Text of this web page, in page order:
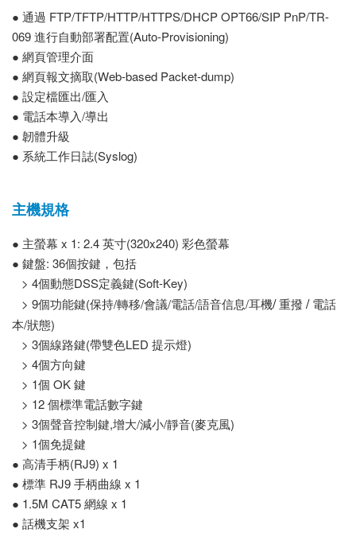
● 通過 FTP/TFTP/HTTP/HTTPS/DHCP OPT66/SIP PnP/TR-
069 進行自動部署配置(Auto-Provisioning)
● 網頁管理介面
● 網頁報文摘取(Web-based Packet-dump)
● 設定檔匯出/匯入
● 電話本導入/導出
● 韌體升級
● 系統工作日誌(Syslog)
主機規格
● 主螢幕 x 1: 2.4 英寸(320x240) 彩色螢幕
● 鍵盤: 36個按鍵，包括
> 4個動態DSS定義鍵(Soft-Key)
> 9個功能鍵(保持/轉移/會議/電話/語音信息/耳機/重撥 /電話
本/狀態)
> 3個線路鍵(帶雙色LED 提示燈)
> 4個方向鍵
> 1個 OK 鍵
> 12 個標準電話數字鍵
> 3個聲音控制鍵,增大/減小/靜音(麥克風)
> 1個免提鍵
● 高清手柄(RJ9) x 1
● 標準 RJ9 手柄曲線 x 1
● 1.5M CAT5 網線 x 1
● 話機支架 x1